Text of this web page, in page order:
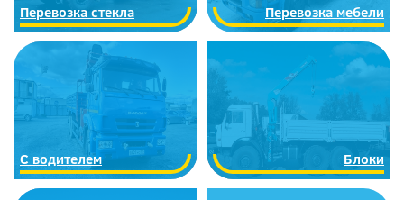
Перевозка стекла Перевозка мебели
С водителем Блоки